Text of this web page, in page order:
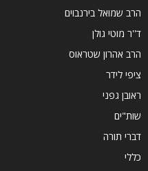
הרב שמואל בירנבוים
ד''ר מוטי גולן
הרב אהרון שטראוס
ציפי לידר
ראובן גפני
שות"ים
דברי תורה
כללי